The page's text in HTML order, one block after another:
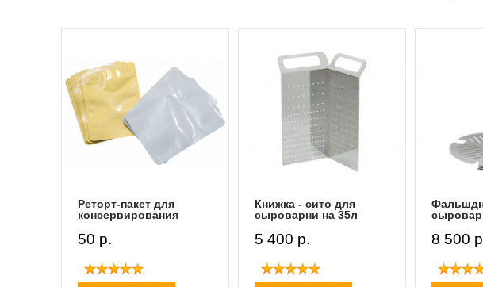
Реторт-пакет для
консервирования
50 p.
Книжка - сито для
сыроварни на 35л
5 400 p. 8 500